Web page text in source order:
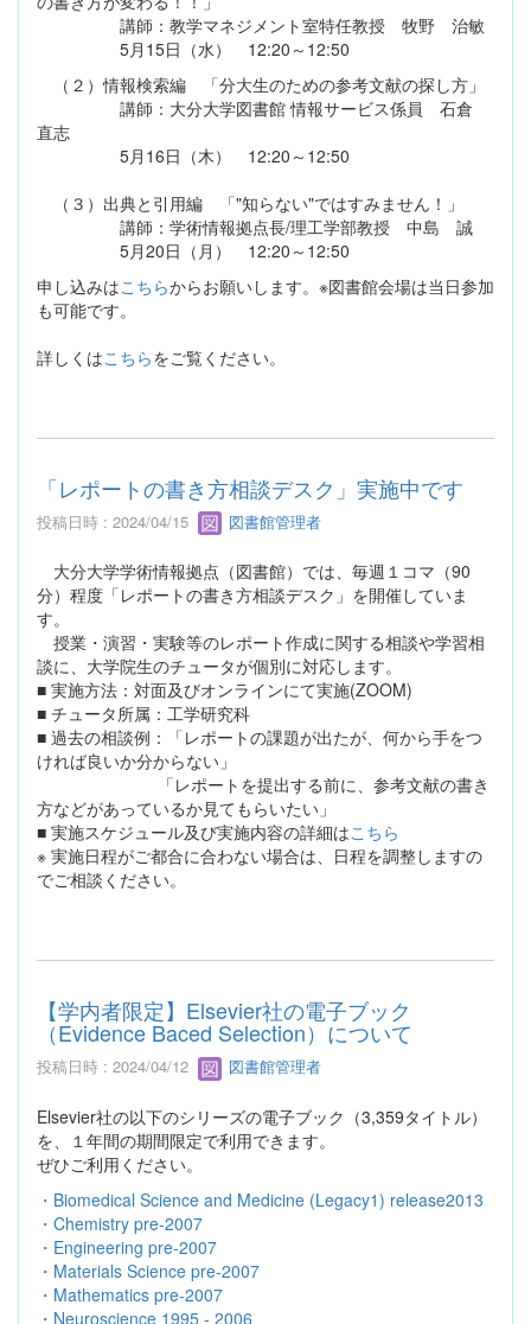
講師：教学マネジメント室特任教授 牧野 治敏
5月15日（水） 12:20～12:50
（２）情報検索編 「分大生のための参考文献の探し方」
講師：大分大学図書館 情報サービス係員 石倉
直志
5月16日（木） 12:20～12:50
（３）出典と引用編 「"知らない"ではすみません！」
講師：学術情報拠点長/理工学部教授 中島 誠
5月20日（月） 12:20～12:50
申し込みはこちらからお願いします。※図書館会場は当日参加
も可能です。
詳しくはこちらをご覧ください。
「レポートの書き方相談デスク」実施中です
投稿日時 : 2024/04/15 図書館管理者
大分大学学術情報拠点（図書館）では、毎週１コマ（90
分）程度「レポートの書き方相談デスク」を開催していま
す。
授業・演習・実験等のレポート作成に関する相談や学習相
談に、大学院生のチュータが個別に対応します。
■ 実施方法：対面及びオンラインにて実施(ZOOM)
■ チュータ所属：工学研究科
■ 過去の相談例：「レポートの課題が出たが、何から手をつ
ければ良いか分からない」
「レポートを提出する前に、参考文献の書き
方などがあっているか見てもらいたい」
■ 実施スケジュール及び実施内容の詳細はこちら
※ 実施日程がご都合に合わない場合は、日程を調整しますの
でご相談ください。
【学内者限定】Elsevier社の電子ブック
（Evidence Baced Selection）について
投稿日時 : 2024/04/12 図書館管理者
Elsevier社の以下のシリーズの電子ブック（3,359タイトル）
を、１年間の期間限定で利用できます。
ぜひご利用ください。
・Biomedical Science and Medicine (Legacy1) release2013
・Chemistry pre-2007
・Engineering pre-2007
・Materials Science pre-2007
・Mathematics pre-2007
・Neuroscience 1995 - 2006